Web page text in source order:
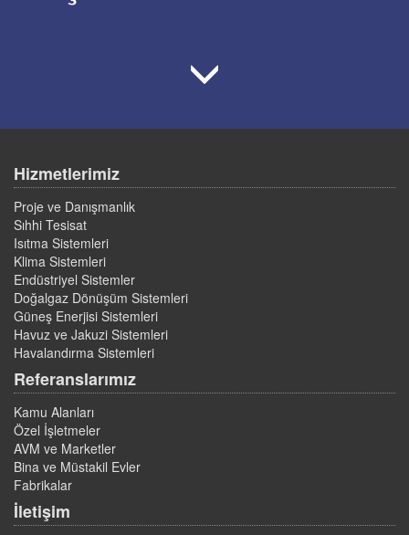
Hizmetlerimiz
Proje ve Danışmanlık
Sıhhi Tesisat
Isıtma Sistemleri
Klima Sistemleri
Endüstriyel Sistemler
Doğalgaz Dönüşüm Sistemleri
Güneş Enerjisi Sistemleri
Havuz ve Jakuzi Sistemleri
Havalandırma Sistemleri
Referanslarımız
Kamu Alanları
Özel İşletmeler
AVM ve Marketler
Bina ve Müstakil Evler
Fabrikalar
İletişim